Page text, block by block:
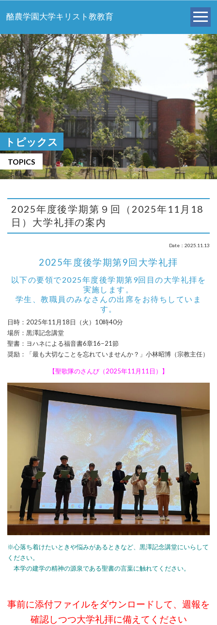
酪農学園大学キリスト教教育
トピックス
TOPICS
2025年度後学期第９回（2025年11月18
日）大学礼拝の案内
Date：2025.11.13
2025年度後学期第9回大学礼拝
以下の要領で2025年度後学期第9回目の大学礼拝を
実施します。
学生、教職員のみなさんの出席をお待ちしていま
す。
日時：2025年11月18日（火）10時40分
場所：黒澤記念講堂
聖書：ヨハネによる福音書6章16−21節
奨励：「最も大切なことを忘れていませんか？」小林昭博（宗教主任）
【聖歌隊のさんび（2025年11月11日）】
※心落ち着けたいときや悩みがあるときなど、黒澤記念講堂にいらして
ください。
本学の建学の精神の源泉である聖書の言葉に触れてください。
事前に添付ファイルをダウンロードして、週報を
確認しつつ大学礼拝に備えてください